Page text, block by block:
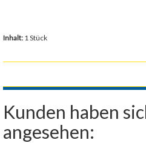
Inhalt: 1 Stück
Kunden haben
angesehen: